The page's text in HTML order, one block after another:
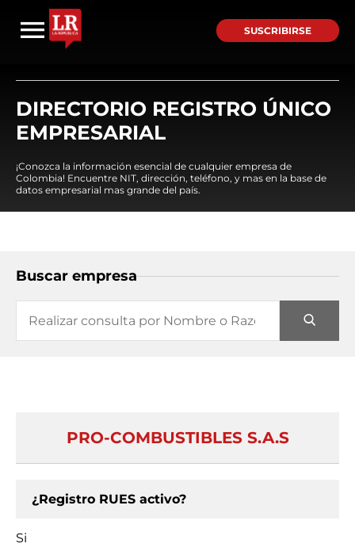
SUSCRIBIRSE
DIRECTORIO REGISTRO ÚNICO
EMPRESARIAL
¡Conozca la información esencial de cualquier empresa de
Colombia! Encuentre NIT, dirección, teléfono, y mas en la base de
datos empresarial mas grande del país.
Buscar empresa
PRO-COMBUSTIBLES S.A.S
¿Registro RUES activo?
Si